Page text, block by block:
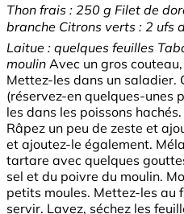
Thon frais : 250 g Filet de
branche Citrons verts : 2
Laitue : quelques feuilles
moulin Avec un gros
Mettez-les dans un saladier.
(réservez-en quelques-unes
les dans les poissons
Râpez un peu de zeste et
et ajoutez-le également.
tartare avec quelques
sel et du poivre du moulin.
petits moules. Mettez-les au
servir. Lavez, séchez les